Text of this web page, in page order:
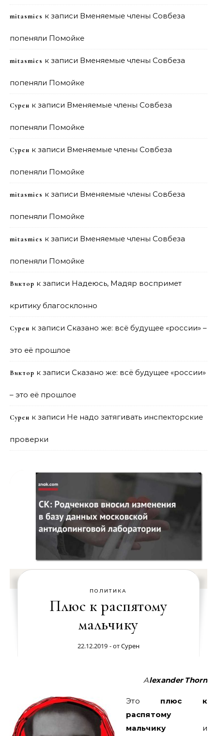
mitasmies к записи Вменяемые члены Совбеза
попеняли Помойке
mitasmies к записи Вменяемые члены Совбеза
попеняли Помойке
Сурен к записи Вменяемые члены Совбеза
попеняли Помойке
Сурен к записи Вменяемые члены Совбеза
попеняли Помойке
mitasmies к записи Вменяемые члены Совбеза
попеняли Помойке
mitasmies к записи Вменяемые члены Совбеза
попеняли Помойке
Виктор к записи Надеюсь, Мадяр воспримет
критику благосклонно
Сурен к записи Сказано же: всё будущее «россии» –
это её прошлое
Виктор к записи Сказано же: всё будущее «россии»
– это её прошлое
Сурен к записи Не надо затягивать инспекторские
проверки
ПОЛИТИКА
Плюс к распятому
мальчику
22.12.2019 - отСурен
Alexander Thorn
Это плюс к
распятому
мальчику и